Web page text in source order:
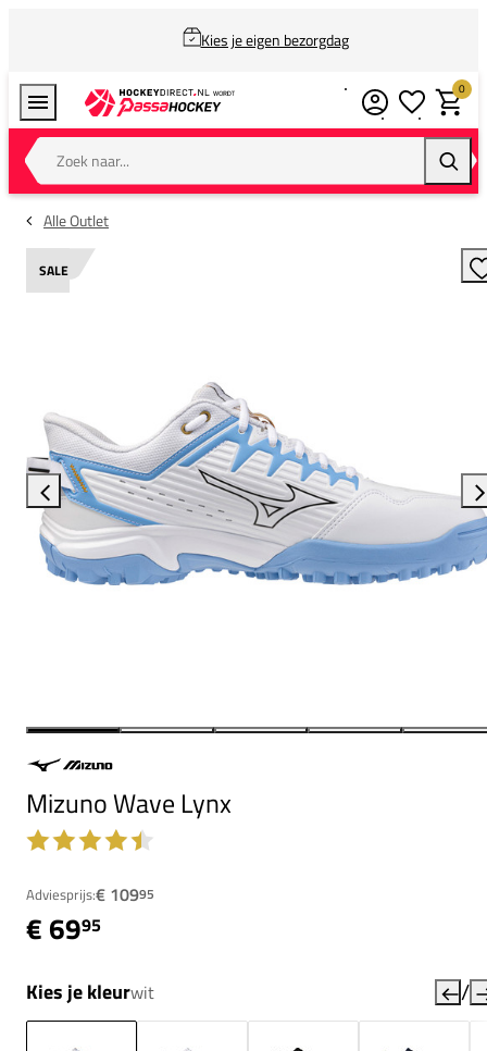
Kies je eigen bezorgdag
Zoek naar...
0
Alle Outlet
SALE
Mizuno Wave Lynx
Adviesprijs:€ 10995
€ 6995
Kies je kleurwit /